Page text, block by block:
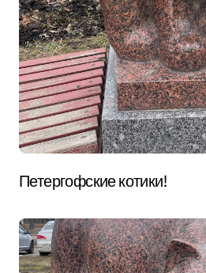
Петергофские котики!